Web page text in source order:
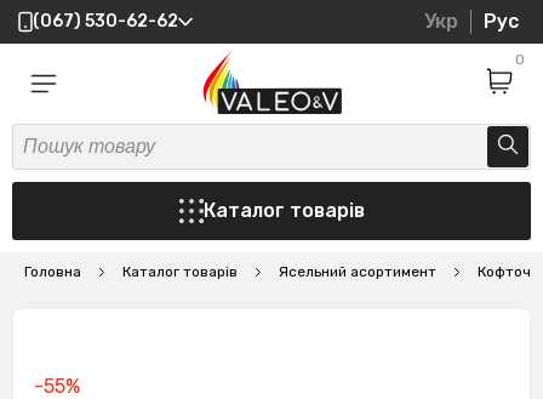
(067) 530-62-62 Укр Рус
0
Каталог товарів
Головна Каталог товарів Ясельний асортимент
-55%